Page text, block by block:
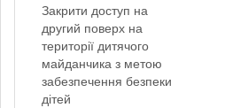
Закрити доступ на
другий поверх на
території дитячого
майданчика з метою
забезпечення безпеки
дітей